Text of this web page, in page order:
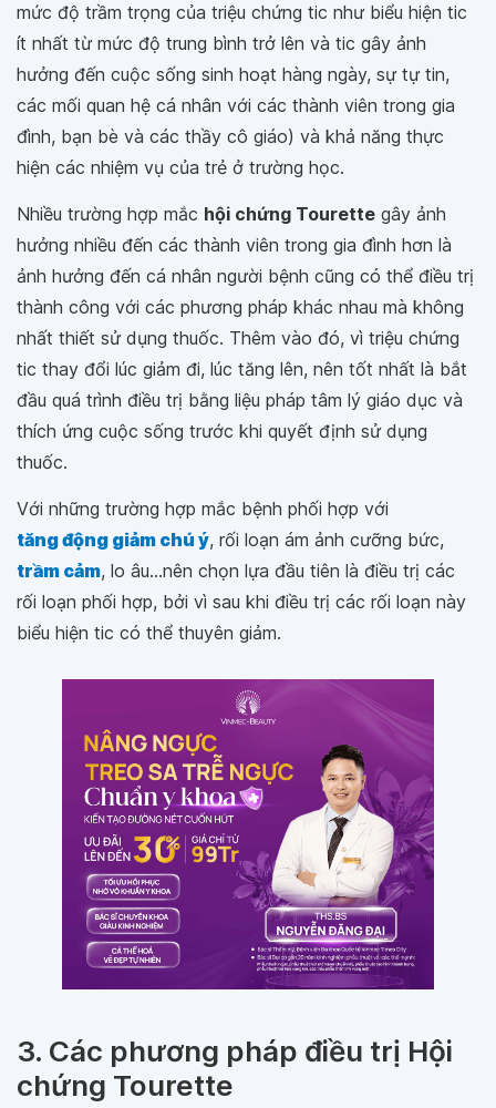
mức độ trầm trọng của triệu chứng tic như biểu hiện tic
ít nhất từ mức độ trung bình trở lên và tic gây ảnh
hưởng đến cuộc sống sinh hoạt hàng ngày, sự tự tin,
các mối quan hệ cá nhân với các thành viên trong gia
đình, bạn bè và các thầy cô giáo) và khả năng thực
hiện các nhiệm vụ của trẻ ở trường học.
Nhiều trường hợp mắc hội chứng Tourette gây ảnh
hưởng nhiều đến các thành viên trong gia đình hơn là
ảnh hưởng đến cá nhân người bệnh cũng có thể điều trị
thành công với các phương pháp khác nhau mà không
nhất thiết sử dụng thuốc. Thêm vào đó, vì triệu chứng
tic thay đổi lúc giảm đi, lúc tăng lên, nên tốt nhất là bắt
đầu quá trình điều trị bằng liệu pháp tâm lý giáo dục và
thích ứng cuộc sống trước khi quyết định sử dụng
thuốc.
Với những trường hợp mắc bệnh phối hợp với
tăng động giảm chú ý, rối loạn ám ảnh cưỡng bức,
trầm cảm, lo âu...nên chọn lựa đầu tiên là điều trị các
rối loạn phối hợp, bởi vì sau khi điều trị các rối loạn này
biểu hiện tic có thể thuyên giảm.
3. Các phương pháp điều trị Hội
chứng Tourette